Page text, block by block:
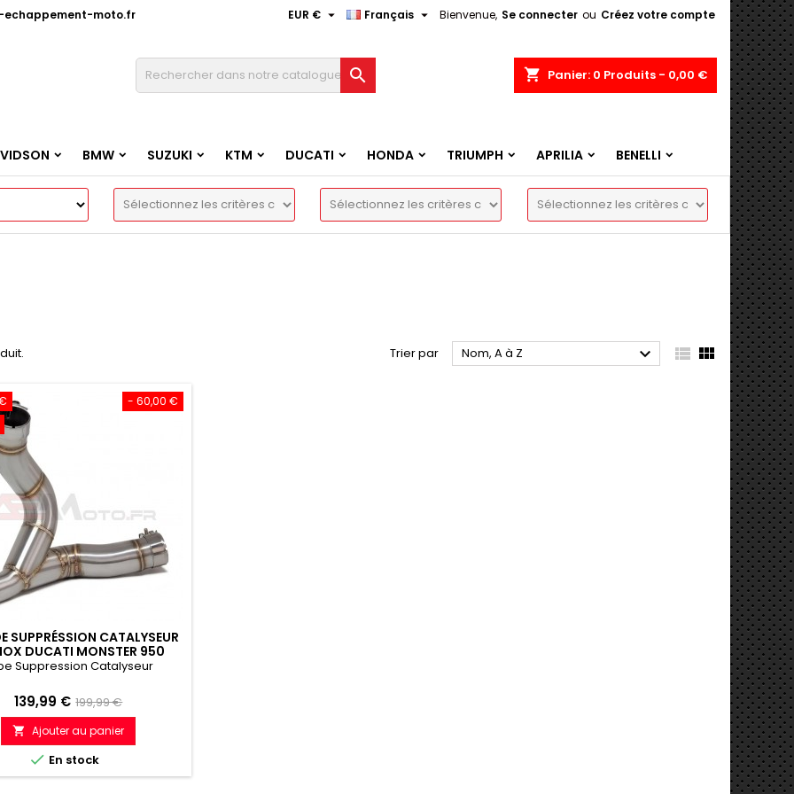
echappement-moto.fr Bienvenue, Se connecter ou Créez votre compte
Français 
EUR € 
 shopping_cart Panier: 0 Produits - 0,00 €
BMW SUZUKI KTM DUCATI HONDA TRIUMPH APRILIA BENELLI
Trier par Nom, A à Z   
- 60,00 €
SUPPRÉSSION CATALYSEUR
DUCATI MONSTER 950
2021-2023
Suppression Catalyseur
Prix
139,99 € Prix
de
référence
199,99 €
 Ajouter au panier
 En stock